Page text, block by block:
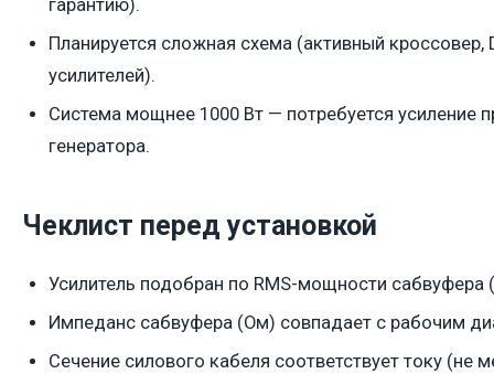
гарантию).
Планируется сложная схема (активный кроссовер,
усилителей).
Система мощнее 1000 Вт — потребуется усиление
генератора.
Чеклист перед установкой
Усилитель подобран по RMS-мощности сабвуфера
Импеданс сабвуфера (Ом) совпадает с рабочим
Сечение силового кабеля соответствует току (не